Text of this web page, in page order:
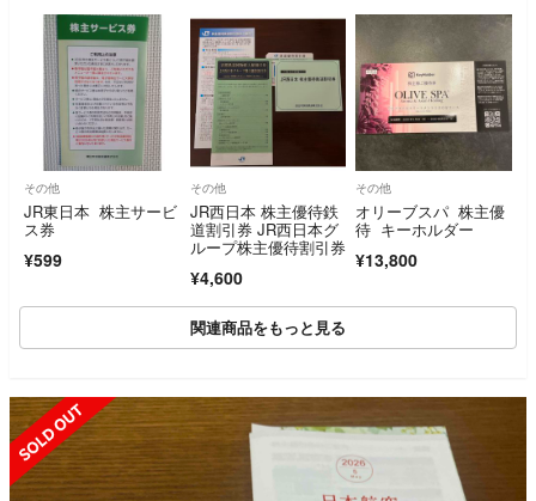
その他
JR東日本 株主サービ
ス券
¥599
その他
JR西日本 株主優待鉄
道割引券 JR西日本グ
ループ株主優待割引券
¥4,600
その他
オリーブスパ 株主優
待 キーホルダー
¥13,800
関連商品をもっと見る
SOLD OUT